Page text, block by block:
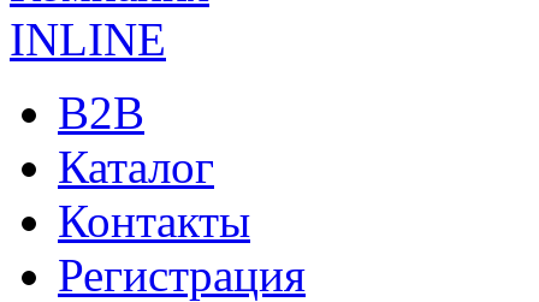
B2B
Каталог
Контакты
Регистрация